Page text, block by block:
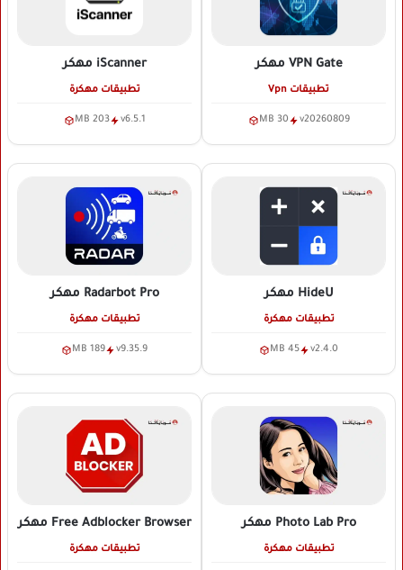
VPN Gate مهكر
تطبيقات Vpn
v20260809
30 MB
iScanner مهكر
تطبيقات مهكرة
v6.5.1
203 MB
HideU مهكر
تطبيقات مهكرة
v2.4.0
45 MB
Radarbot Pro مهكر
تطبيقات مهكرة
v9.35.9
189 MB
Photo Lab Pro مهكر
تطبيقات مهكرة
Free Adblocker Browser مهكر
تطبيقات مهكرة